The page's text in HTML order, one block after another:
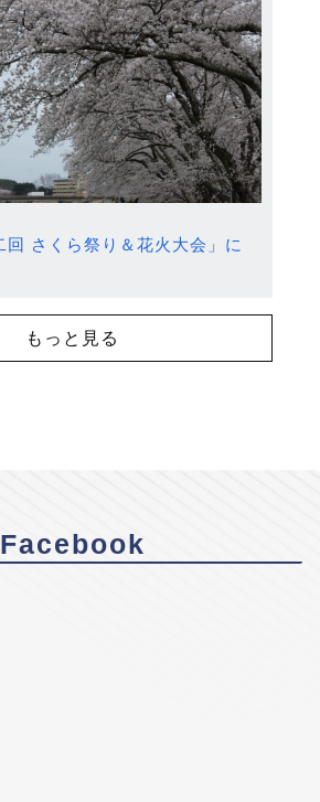
回 さくら祭り＆花火大会」に
もっと見る
Facebook